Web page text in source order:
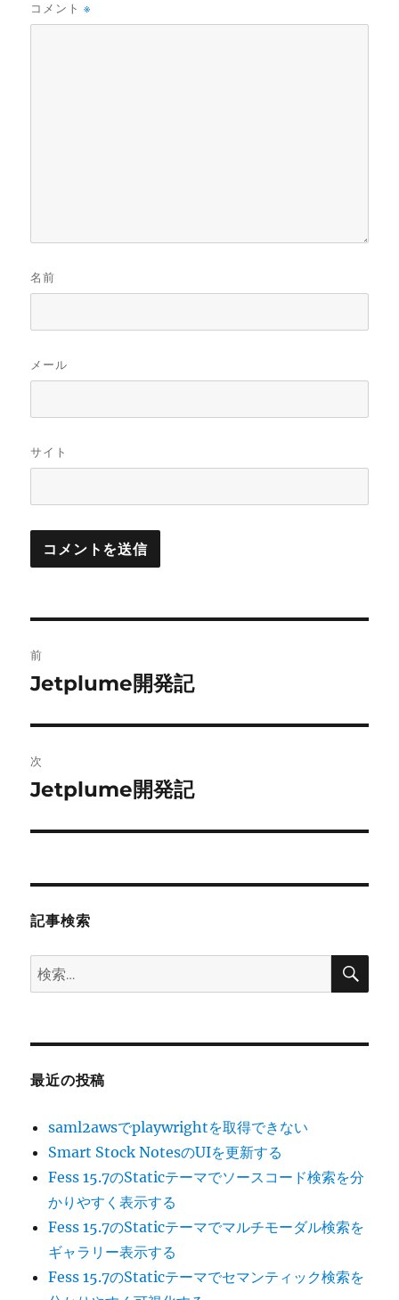
コメント※
名前
メール
サイト
稿
ビ
ゲ
ー
前
前
投
稿:
Jetplume開発記
次
次
投
Jetplume開発記
記事検索
検
索:
検
最近の投稿
saml2awsでplaywrightを取得できない
Smart Stock NotesのUIを更新する
Fess 15.7のStaticテーマでソースコード検索を分
かりやすく表示する
Fess 15.7のStaticテーマでマルチモーダル検索を
ギャラリー表示する
Fess 15.7のStaticテーマでセマンティック検索を